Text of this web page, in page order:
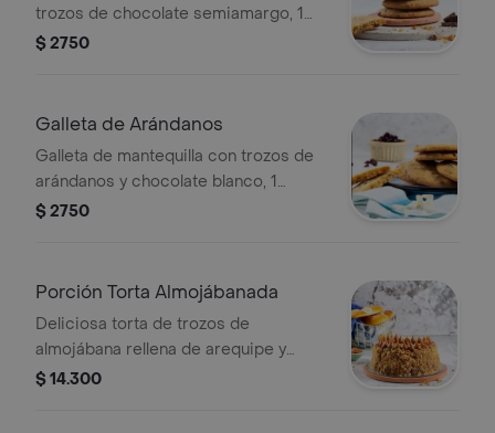
trozos de chocolate semiamargo, 1
unidad.
$ 2750
Galleta de Arándanos
Galleta de mantequilla con trozos de
arándanos y chocolate blanco, 1
unidad.
$ 2750
Porción Torta Almojábanada
Deliciosa torta de trozos de
almojábana rellena de arequipe y
guayaba, 1 unidad.
$ 14.300